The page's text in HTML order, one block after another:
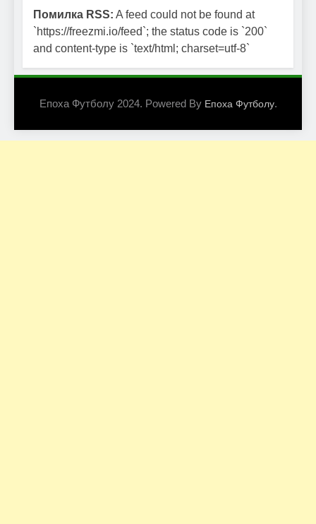
Помилка RSS: A feed could not be found at
`https://freezmi.io/feed`; the status code is `200`
and content-type is `text/html; charset=utf-8`
Епоха Футболу 2024. Powered By Епоха Футболу.